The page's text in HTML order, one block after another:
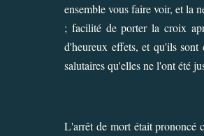
ensemble vous faire voir, et la
; facilité de porter la croix
d'heureux effets, et qu'ils sont
salutaires qu'elles ne l'ont été
L'arrêt de mort était prononcé